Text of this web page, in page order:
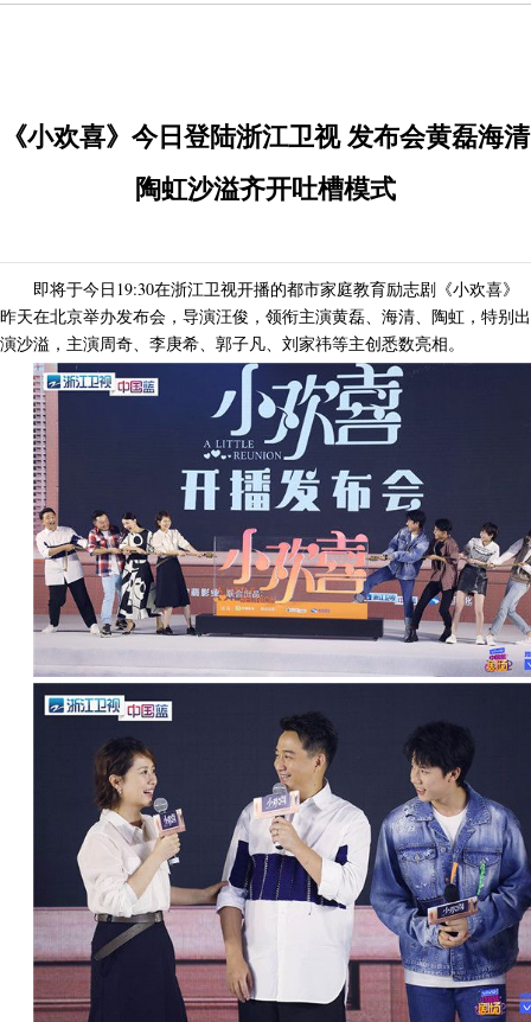
《小欢喜》今日登陆浙江卫视 发布会黄磊海清
陶虹沙溢齐开吐槽模式
即将于今日19:30在浙江卫视开播的都市家庭教育励志剧《小欢喜》
昨天在北京举办发布会，导演汪俊，领衔主演黄磊、海清、陶虹，特别出
演沙溢，主演周奇、李庚希、郭子凡、刘家祎等主创悉数亮相。